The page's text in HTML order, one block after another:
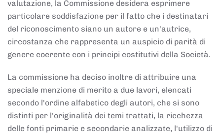
valutazione, la Commissione desidera esprimere
particolare soddisfazione per il fatto che i destinatari
del riconoscimento siano un autore e un'autrice,
circostanza che rappresenta un auspicio di parità di
genere coerente con i principi costitutivi della Società.
La commissione ha deciso inoltre di attribuire una
speciale menzione di merito a due lavori, elencati
secondo l'ordine alfabetico degli autori, che si sono
distinti per l'originalità dei temi trattati, la ricchezza
delle fonti primarie e secondarie analizzate, l'utilizzo di